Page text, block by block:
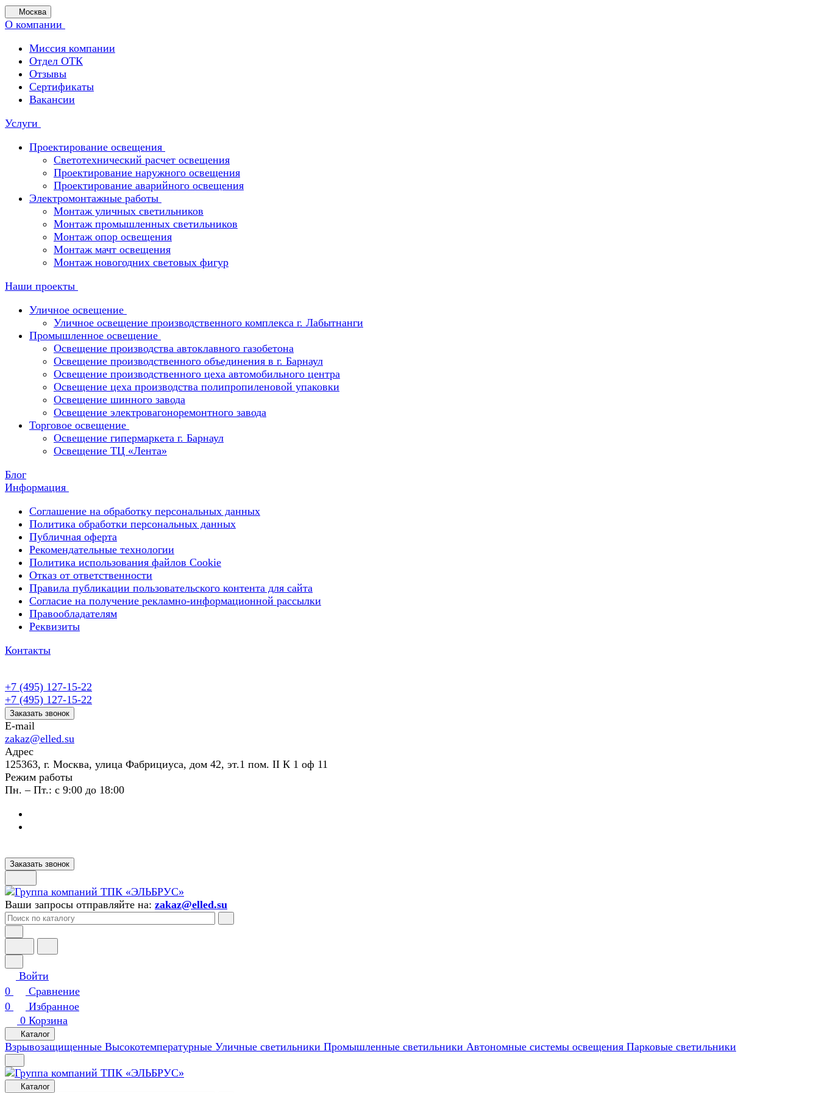
Москва
О компании
Миссия компании
Отдел ОТК
Отзывы
Сертификаты
Вакансии
Услуги
Проектирование освещения
Светотехнический расчет освещения
Проектирование наружного освещения
Проектирование аварийного освещения
Электромонтажные работы
Монтаж уличных светильников
Монтаж промышленных светильников
Монтаж опор освещения
Монтаж мачт освещения
Монтаж новогодних световых фигур
Наши проекты
Уличное освещение
Уличное освещение производственного комплекса г. Лабытнанги
Промышленное освещение
Освещение производства автоклавного газобетона
Освещение производственного объединения в г. Барнаул
Освещение производственного цеха автомобильного центра
Освещение цеха производства полипропиленовой упаковки
Освещение шинного завода
Освещение электровагоноремонтного завода
Торговое освещение
Освещение гипермаркета г. Барнаул
Освещение ТЦ «Лента»
Блог
Информация
Соглашение на обработку персональных данных
Политика обработки персональных данных
Публичная оферта
Рекомендательные технологии
Политика использования файлов Cookie
Отказ от ответственности
Правила публикации пользовательского контента для сайта
Согласие на получение рекламно-информационной рассылки
Правообладателям
Реквизиты
Контакты
+7 (495) 127-15-22
+7 (495) 127-15-22
Заказать звонок
E-mail
zakaz@elled.su
Адрес
125363, г. Москва, улица Фабрициуса, дом 42, эт.1 пом. II К 1 оф 11
Режим работы
Пн. – Пт.: с 9:00 до 18:00
Заказать звонок
Ваши запросы отправляйте на: zakaz@elled.su
Войти
0
Сравнение
0
Избранное
0 Корзина
Каталог
Взрывозащищенные Высокотемпературные Уличные светильники Промышленные светильники Автономные системы освещения Парковые светильники
Каталог